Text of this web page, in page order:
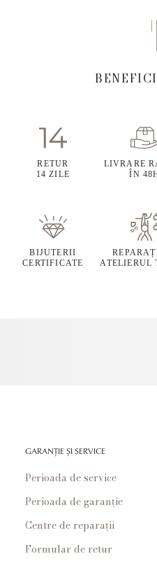
RETUR
14 ZILE
LIVRARE
ÎN
BIJUTERII
CERTIFICATE
ATELIERUL
GARANȚIE ȘI SERVICE
Perioada de service
Perioada de garanție
Centre de reparații
Formular de retur